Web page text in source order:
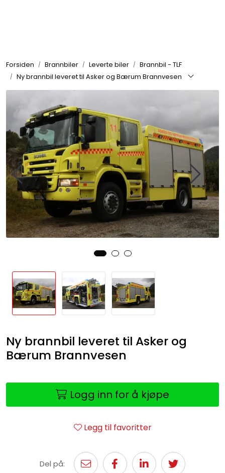
Forsiden Brannbiler Leverte biler
Brannbil - TLF
Ny brannbil leveret til Asker og Bærum Brannvesen
Ny brannbil leveret til Asker og
Bærum Brannvesen
Logg inn for å kjøpe
Legg til favoritter
Del på:
Produkter
Nyheter
Om oss
Kvalitet og miljø